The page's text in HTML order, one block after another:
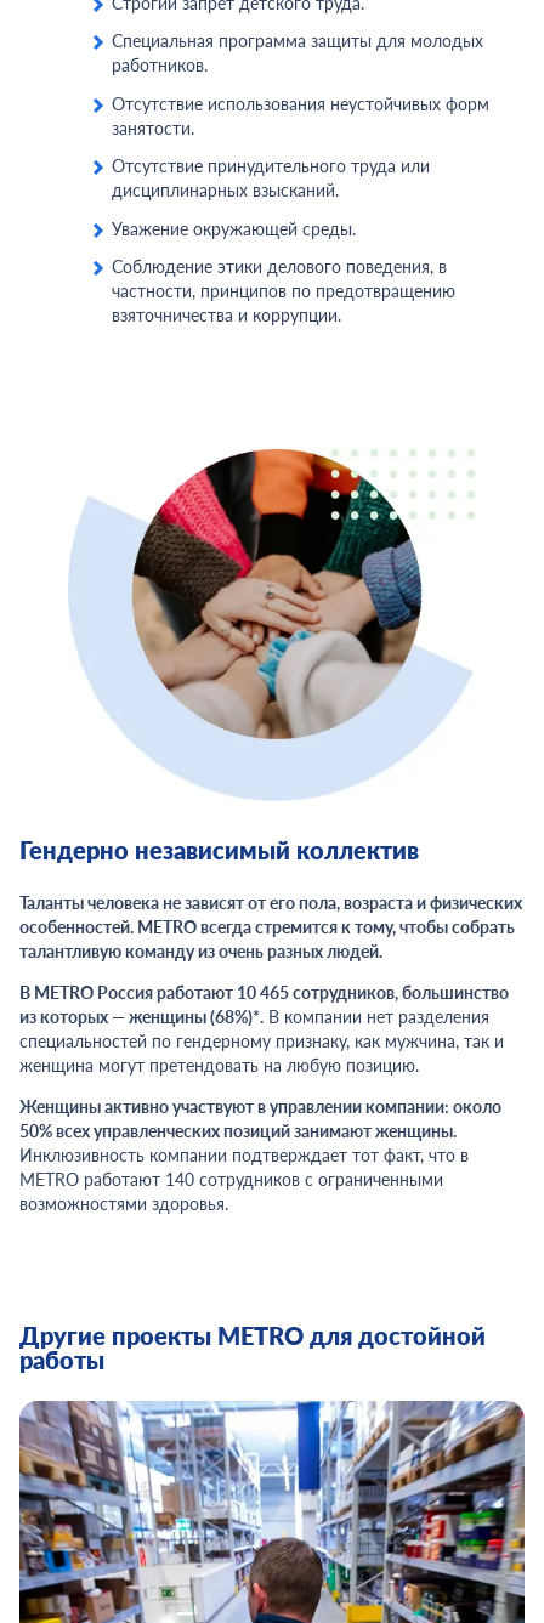
Специальная программа защиты для молодых
работников.
Отсутствие использования неустойчивых форм
занятости.
Отсутствие принудительного труда или
дисциплинарных взысканий.
Уважение окружающей среды.
Соблюдение этики делового поведения, в
частности, принципов по предотвращению
взяточничества и коррупции.
Гендерно независимый коллектив
Таланты человека не зависят от его пола, возраста и физических
особенностей. METRO всегда стремится к тому, чтобы собрать
талантливую команду из очень разных людей.
В METRO Россия работают 10 465 сотрудников, большинство
из которых — женщины (68%)*. В компании нет разделения
специальностей по гендерному признаку, как мужчина, так и
женщина могут претендовать на любую позицию.
Женщины активно участвуют в управлении компании: около
50% всех управленческих позиций занимают женщины.
Инклюзивность компании подтверждает тот факт, что в
METRO работают 140 сотрудников с ограниченными
возможностями здоровья.
Другие проекты METRO для достойной
работы